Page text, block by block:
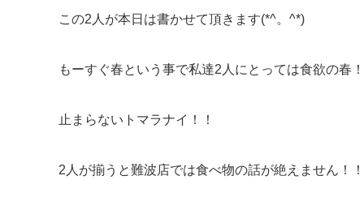
この2人が本日は書かせて頂きます(*^。^*)
もーすぐ春という事で私達2人にとっては食欲の春
止まらないトマラナイ！！
2人が揃うと難波店では食べ物の話が絶えません！！